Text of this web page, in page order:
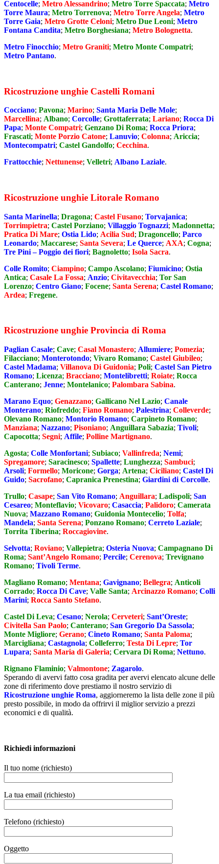
Centocelle; Metro Alessandrino; Metro Torre Spaccata; Metro
Torre Maura; Metro Torrenova; Metro Torre Angela; Metro
Torre Gaia; Metro Grotte Celoni; Metro Due Leoni; Metro
Fontana Candita; Metro Borghesiana; Metro Bolognetta.
Metro Finocchio; Metro Graniti; Metro Monte Compatri;
Metro Pantano.
Ricostruzione unghie Castelli Romani
Cocciano; Pavona; Marino; Santa Maria Delle Mole;
Marcellina; Albano; Corcolle; Grottaferrata; Lariano; Rocca Di
Papa; Monte Compatri; Genzano Di Roma; Rocca Priora;
Frascati; Monte Porzio Catone; Lanuvio; Colonna; Ariccia;
Montecompatri; Castel Gandolfo; Cecchina.
Frattocchie; Nettunense; Velletri; Albano Laziale.
Ricostruzione unghie Litorale Romano
Santa Marinella; Dragona; Castel Fusano; Torvajanica;
Torrimpietra; Castel Porziano; Villaggio Tognazzi; Madonnetta;
Pratica Di Mare; Ostia Lido; Acilia Sud; Dragoncello; Parco
Leonardo; Maccarese; Santa Severa; Le Querce; AXA; Cogna;
Tre Pini – Poggio dei fiori; Bagnoletto; Isola Sacra.
Colle Romito; Ciampino; Campo Ascolano; Fiumicino; Ostia
Antica; Casale La Fossa; Anzio; Civitavecchia; Tor San
Lorenzo; Centro Giano; Focene; Santa Serena; Castel Romano;
Ardea; Fregene.
Ricostruzione unghie Provincia di Roma
Paglian Casale; Cave; Casal Monastero; Allumiere; Pomezia;
Filacciano; Monterotondo; Vivaro Romano; Castel Giubileo;
Castel Madama; Villanova Di Guidonia; Poli; Castel San Pietro
Romano; Licenza; Bracciano; Montelibretti; Roiate; Rocca
Canterano; Jenne; Montelanico; Palombara Sabina.
Marano Equo; Genazzano; Gallicano Nel Lazio; Canale
Monterano; Riofreddo; Fiano Romano; Palestrina; Colleverde;
Olevano Romano; Montorio Romano; Carpineto Romano;
Manziana; Nazzano; Pisoniano; Anguillara Sabazia; Tivoli;
Capocotta; Segni; Affile; Polline Martignano.
Agosta; Colle Monfortani; Subiaco; Vallinfreda; Nemi;
Spregamore; Saracinesco; Spallette; Lunghezza; Sambuci;
Arsoli; Formello; Moricone; Gorga; Artena; Ciciliano; Castel Di
Guido; Sacrofano; Capranica Prenestina; Giardini di Corcolle.
Trullo; Casape; San Vito Romano; Anguillara; Ladispoli; San
Cesareo; Monteflavio; Vicovaro; Casaccia; Palidoro; Camerata
Nuova; Mazzano Romano; Guidonia Montecelio; Tolfa;
Mandela; Santa Serena; Ponzano Romano; Cerreto Laziale;
Torrita Tiberina; Roccagiovine.
Selvotta; Roviano; Vallepietra; Osteria Nuova; Campagnano Di
Roma; Sant’Angelo Romano; Percile; Cerenova; Trevignano
Romano; Tivoli Terme.
Magliano Romano; Mentana; Gavignano; Bellegra; Anticoli
Corrado; Rocca Di Cave; Valle Santa; Arcinazzo Romano; Colli
Marini; Rocca Santo Stefano.
Castel Di Leva; Cesano; Nerola; Cerveteri; Sant’Oreste;
Civitella San Paolo; Canterano; San Gregorio Da Sassola;
Monte Migliore; Gerano; Cineto Romano; Santa Paloma;
Marcigliana; Castagnola; Colleferro; Testa Di Lepre; Tor
Lupara; Santa Maria di Galeria; Cervara Di Roma; Nettuno.
Rignano Flaminio; Valmontone; Zagarolo.
Sperando di avervi fatto cosa gradita per avervi elencato alcune delle
zone di riferimento dove prestiamo il nostro servizio di
Ricostruzione unghie Roma, aggiorneremo la lista delle zone il più
presto possibile, in modo da offrirvi il miglior servizio a prezzi
economici e di qualità.
Richiedi informazioni
Il tuo nome (richiesto)
La tua email (richiesto)
Telefono (richiesto)
Oggetto